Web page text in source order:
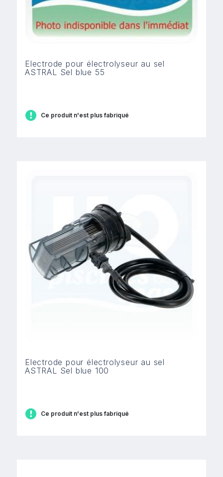
Electrode pour électrolyseur au sel
ASTRAL Sel blue 55
Ce produit n'est plus fabriqué
Electrode pour électrolyseur au sel
ASTRAL Sel blue 100
Ce produit n'est plus fabriqué